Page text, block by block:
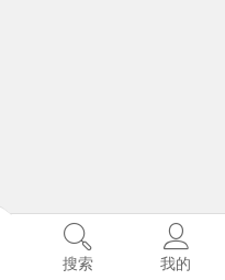
搜索 我的